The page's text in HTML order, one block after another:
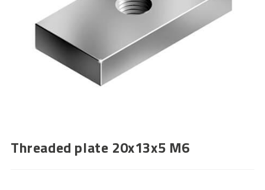
Threaded plate 20x13x5 M6